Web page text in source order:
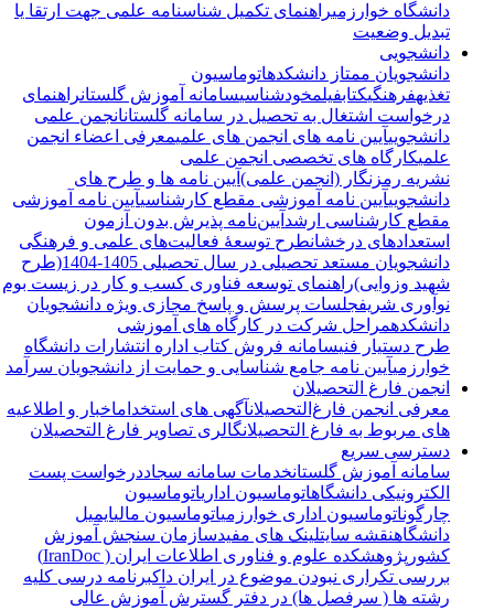
دانشگاه خوارزمیراهنمای تکمیل شناسنامه علمی جهت ارتقا یا
تبدیل وضعیت
دانشجویی
دانشجویان ممتاز دانشکدهاتوماسیون
تغذیهفرهنگیکتابفیلمخودشناسیسامانه آموزش گلستانراهنمای
درخواست اشتغال به تحصیل در سامانه گلستانانجمن علمی
دانشجوییآیین نامه های انجمن های علمیمعرفی اعضاء انجمن
علمیکارگاه های تخصصی انجمن علمی
نشریه رمزنگار (انجمن علمی) آیین نامه ها و طرح های
دانشجوییآیین نامه آموزشی مقطع کارشناسیآیین نامه آموزشی
مقطع کارشناسی ارشدآیین‌نامه پذیرش بدون آزمون
استعدادهای درخشانطرح توسعۀ فعالیت‌های علمی و فرهنگی
دانشجویان مستعد تحصیلی در سال تحصیلی 1405-1404(طرح
شهید وزوایی) راهنمای توسعه فناوری کسب و کار در زیست بوم
نوآوری شریفجلسات پرسش و پاسخ مجازی ویژه دانشجویان
دانشکدهمراحل شرکت در کارگاه های آموزشی
طرح دستیار فنیسامانه فروش کتاب اداره انتشارات دانشگاه
خوارزمیآیین نامه جامع شناسایی و حمایت از دانشجویان سرآمد
انجمن فارغ التحصیلان
معرفی انجمن فارغ‌التحصیلانآگهی های استخدام اخبار و اطلاعیه
های مربوط به فارغ التحصیلانگالری تصاویر فارغ التحصیلان
دسترسی سریع
سامانه آموزش گلستانخدمات سامانه سجاددرخواست پست
الکترونیکی دانشگاهاتوماسیون اداریاتوماسیون
چارگوناتوماسیون اداری خوارزمیاتوماسیون مالیایمیل
دانشگاهنقشه سایتلینک های مفیدسازمان سنجش آموزش
کشورپژوهشکده علوم و فناوری اطلاعات ایران ( IranDoc)
بررسی تکراری نبودن موضوع در ایران داک برنامه درسی کلیه
رشته ها ( سرفصل ها) در دفتر گسترش آموزش عالی